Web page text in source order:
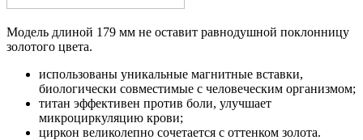
Модель длиной 179 мм не оставит равнодушной поклонницу
золотого цвета.
использованы уникальные магнитные вставки,
биологически совместимые с человеческим организмом;
титан эффективен против боли, улучшает
микроциркуляцию крови;
циркон великолепно сочетается с оттенком золота.